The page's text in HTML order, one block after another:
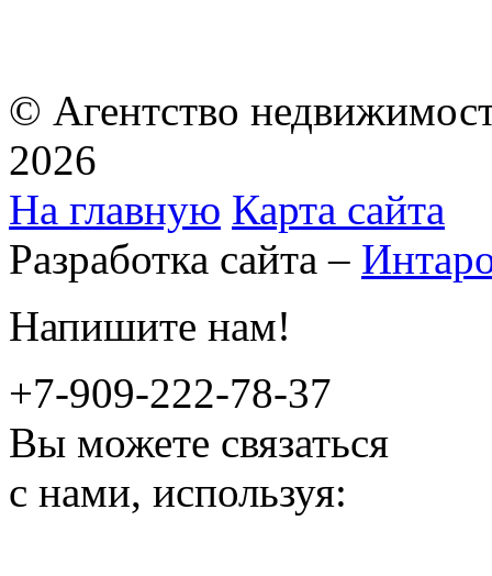
© Агентство
2026
На главную Карта сайта
Разработка сайта –
Напишите нам!
+7-909-222-78-37
Вы можете связаться
с нами, используя: